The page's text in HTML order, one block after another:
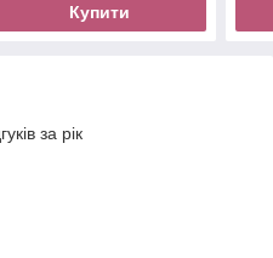
Купити
за рік